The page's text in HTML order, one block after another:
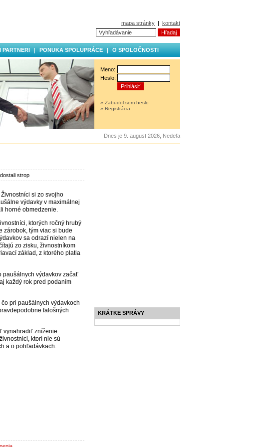
mapa stránky | kontakt
PARTNERI PONUKA SPOLUPRÁCE O SPOLOČNOSTI
Meno:
Heslo:
» Zabudol som heslo
» Registrácia
Dnes je 9. august 2026, Nedeľa
strop
Živnostníci si zo svojho
výdavky v maximálnej
horné obmedzenie.
ktorých ročný hrubý
zárobok, tým viac si bude
sa odrazí nielen na
zo zisku, živnostníkom
základ, z ktorého platia
paušálnych výdavkov začať
každý rok pred podaním
pri paušálnych výdavkoch
falošných
vynahradiť zníženie
ktorí nie sú
a o pohľadávkach.
KRÁTKE SPRÁVY